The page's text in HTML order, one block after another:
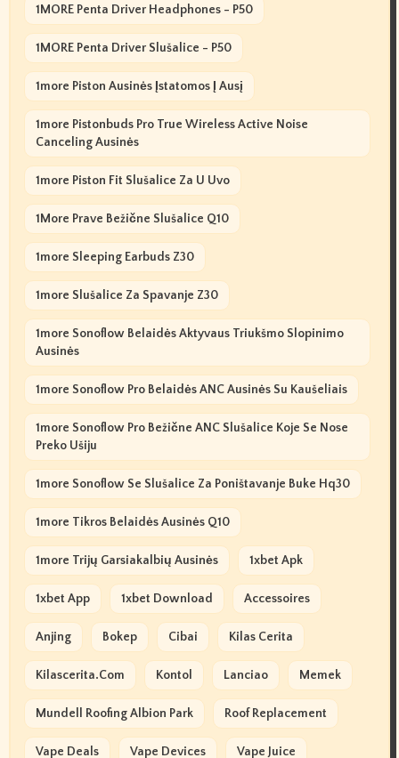
1MORE Penta Driver Headphones - P50
1MORE Penta Driver Slušalice - P50
1more Piston Ausinės Įstatomos Į Ausį
1more Pistonbuds Pro True Wireless Active Noise
Canceling Ausinės
1more Piston Fit Slušalice Za U Uvo
1More Prave Bežične Slušalice Q10
1more Sleeping Earbuds Z30
1more Slušalice Za Spavanje Z30
1more Sonoflow Belaidės Aktyvaus Triukšmo Slopinimo
Ausinės
1more Sonoflow Pro Belaidės ANC Ausinės Su Kaušeliais
1more Sonoflow Pro Bežične ANC Slušalice Koje Se Nose
Preko Ušiju
1more Sonoflow Se Slušalice Za Poništavanje Buke Hq30
1more Tikros Belaidės Ausinės Q10
1more Trijų Garsiakalbių Ausinės 1xbet Apk
1xbet App 1xbet Download Accessoires
Anjing Bokep Cibai Kilas Cerita
Kilascerita.com Kontol Lanciao Memek
Mundell Roofing Albion Park Roof Replacement
Vape Deals Vape Devices Vape Juice